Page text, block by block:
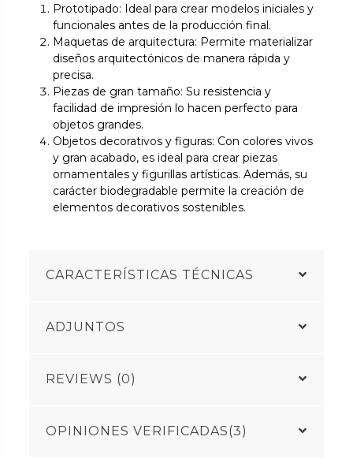
Prototipado: Ideal para crear modelos iniciales y
funcionales antes de la producción final.
Maquetas de arquitectura: Permite materializar
diseños arquitectónicos de manera rápida y
precisa.
Piezas de gran tamaño: Su resistencia y
facilidad de impresión lo hacen perfecto para
objetos grandes.
Objetos decorativos y figuras: Con colores vivos
y gran acabado, es ideal para crear piezas
ornamentales y figurillas artísticas. Además, su
carácter biodegradable permite la creación de
elementos decorativos sostenibles.
CARACTERÍSTICAS TÉCNICAS
ADJUNTOS
REVIEWS (0)
OPINIONES VERIFICADAS(3)